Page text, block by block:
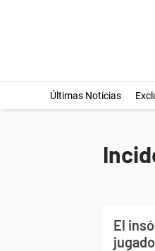
Últimas Noticias
El